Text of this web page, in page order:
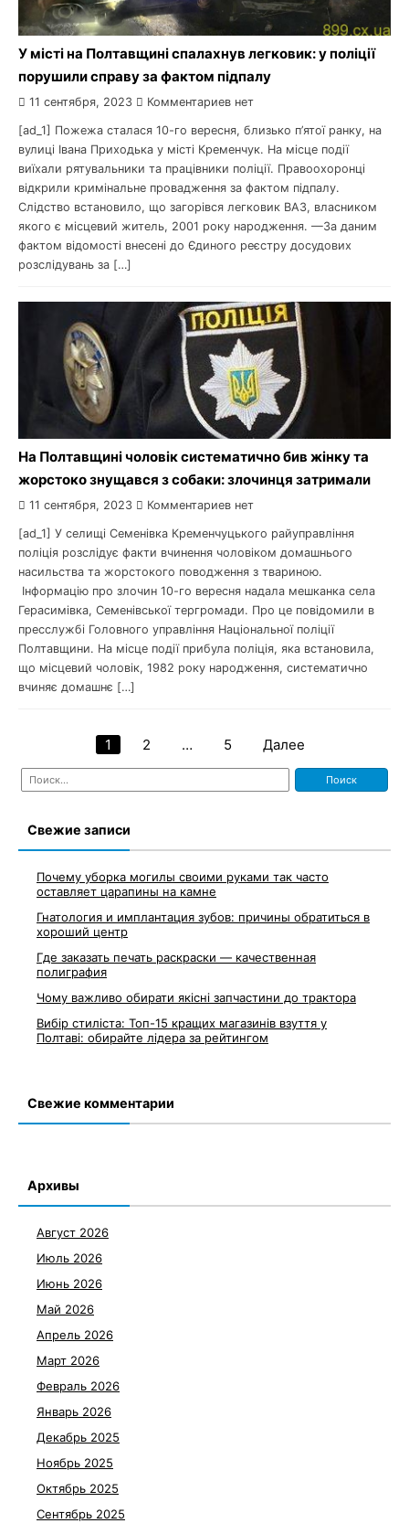
У місті на Полтавщині спалахнув легковик: у поліції
порушили справу за фактом підпалу
11 сентября, 2023 Комментариев нет
[ad_1] Пожежа сталася 10-го вересня, близько п’ятої ранку, на
вулиці Івана Приходька у місті Кременчук. На місце події
виїхали рятувальники та працівники поліції. Правоохоронці
відкрили кримінальне провадження за фактом підпалу.
Слідство встановило, що загорівся легковик ВАЗ, власником
якого є місцевий житель, 2001 року народження. —За даним
фактом відомості внесені до Єдиного реєстру досудових
розслідувань за […]
На Полтавщині чоловік систематично бив жінку та
жорстоко знущався з собаки: злочинця затримали
11 сентября, 2023 Комментариев нет
[ad_1] У селищі Семенівка Кременчуцького райуправління
поліція розслідує факти вчинення чоловіком домашнього
насильства та жорстокого поводження з твариною.
Інформацію про злочин 10-го вересня надала мешканка села
Герасимівка, Семенівської тергромади. Про це повідомили в
пресслужбі Головного управління Національної поліції
Полтавщини. На місце події прибула поліція, яка встановила,
що місцевий чоловік, 1982 року народження, систематично
вчиняє домашнє […]
Навигация
по
1 2 … 5 Далее
Найти:
Свежие записи
Почему уборка могилы своими руками так часто
оставляет царапины на камне
Гнатология и имплантация зубов: причины обратиться в
хороший центр
Где заказать печать раскраски — качественная
полиграфия
Чому важливо обирати якісні запчастини до трактора
Вибір стиліста: Топ-15 кращих магазинів взуття у
Полтаві: обирайте лідера за рейтингом
Свежие комментарии
Архивы
Август 2026
Июль 2026
Июнь 2026
Май 2026
Апрель 2026
Март 2026
Февраль 2026
Январь 2026
Декабрь 2025
Ноябрь 2025
Октябрь 2025
Сентябрь 2025